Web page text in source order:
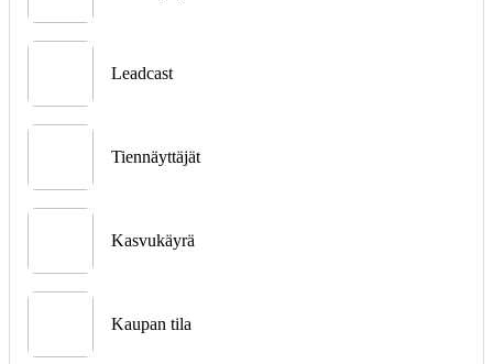
Leadcast
Tiennäyttäjät
Kasvukäyrä
Kaupan tila